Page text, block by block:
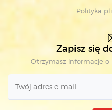
Polityka
Zapisz się
Otrzymasz informacje o